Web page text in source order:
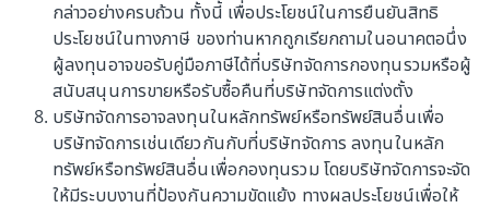
AIA ALLOCATION FUNDS COMMENTARY
(AIA-TAA, AIA-TMA, AIA-TCA) - พฤษภาคม
2569
Fund commentary
30 มิถุนายน 2569
กล่าวอย่างครบถ้วน ทั้งนี้ เพื่อประโยชน์ในการยืนยันสิทธิ
ประโยชน์ในทางภาษี ของท่านหากถูกเรียกถามในอนาคตอนึ่ง
ผู้ลงทุนอาจขอรับคู่มือภาษีได้ที่บริษัทจัดการกองทุนรวมหรือผู้
สนับสนุนการขายหรือรับซื้อคืนที่บริษัทจัดการแต่งตั้ง
บริษัทจัดการอาจลงทุนในหลักทรัพย์หรือทรัพย์สินอื่นเพื่อ
บริษัทจัดการเช่นเดียวกันกับที่บริษัทจัดการ ลงทุนในหลัก
ทรัพย์หรือทรัพย์สินอื่นเพื่อกองทุนรวม โดยบริษัทจัดการจะจัด
ให้มีระบบงานที่ป้องกันความขัดแย้ง ทางผลประโยชน์เพื่อให้